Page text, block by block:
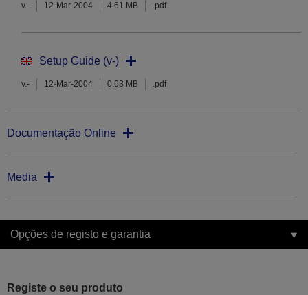
v.- 12-Mar-2004 4.61 MB .pdf
Setup Guide (v-)
v.- 12-Mar-2004 0.63 MB .pdf
Documentação Online
Media
Opções de registo e garantia
Registe o seu produto